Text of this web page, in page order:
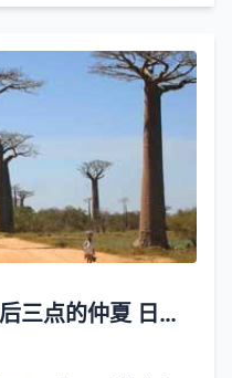
仲夏暖阳 旧景思人：午后三点的仲夏 日头烈得灼灼逼人